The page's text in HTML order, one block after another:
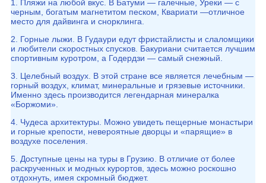
1. Пляжи на любой вкус. В Батуми — галечные, Уреки — с
черным, богатым магнетитом песком, Квариати —отличное
место для дайвинга и снорклинга.
2. Горные лыжи. В Гудаури едут фристайлисты и слаломщики
и любители скоростных спусков. Бакуриани считается лучшим
спортивным куротром, а Годердзи — самый снежный.
3. Целебный воздух. В этой стране все является лечебным —
горный воздух, климат, минеральные и грязевые источники.
Именно здесь производится легендарная минералка
«Боржоми».
4. Чудеса архитектуры. Можно увидеть пещерные монастыри
и горные крепости, невероятные дворцы и «парящие» в
воздухе поселения.
5. Доступные цены на туры в Грузию. В отличие от более
раскрученных и модных курортов, здесь можно роскошно
отдохнуть, имея скромный бюджет.